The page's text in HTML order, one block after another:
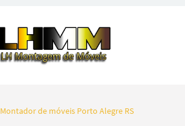
Montador de móveis Porto Alegre RS